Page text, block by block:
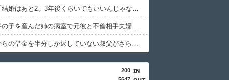
彼女に「結婚はあと2、3年後くらいでもいいんじゃない？」的な事を言ったら「それ、30歳で結婚できる前提で考えてるよね？」と言われた。意味が分からず聞き返したら…
不倫相手の子を産んだ姉の病室で元彼と不倫相手夫婦が取っ組み合いになった。するとうちの嫁がモンブランを投げて…
亡き母からの借金を半分しか返していない叔父がさらに金を貸してほしいと訪ねてきた。完済するまで貸せないと断ると…
200